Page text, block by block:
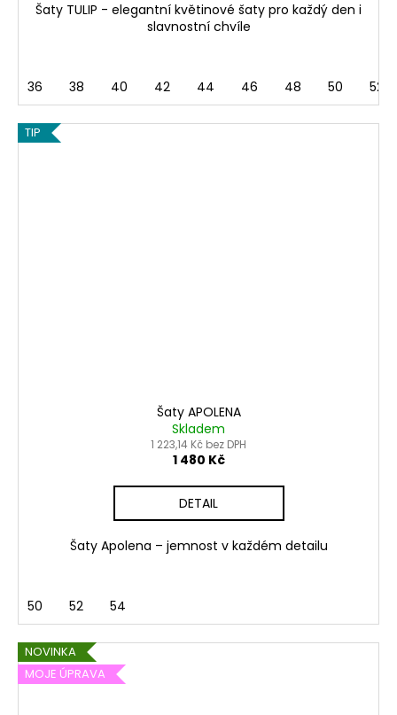
Šaty TULIP - elegantní květinové šaty pro každý den i
slavnostní chvíle
36 38 40 42 44 46 48 50 52
TIP
Šaty APOLENA
Skladem
1 223,14 Kč bez DPH
1 480 Kč
DETAIL
Šaty Apolena – jemnost v každém detailu
50 52 54
NOVINKA
MOJE ÚPRAVA